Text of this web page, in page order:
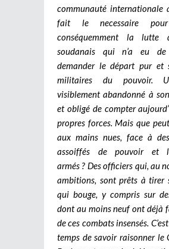
communauté internationale
fait le necessaire
conséquemment la lutte
soudanais qui n’a eu
demander le départ pur et
militaires du pouvoir.
visiblement abandonné à
et obligé de compter
propres forces. Mais que
aux mains nues, face à
assoiffés de pouvoir et
armés ? Des officiers qui, au
ambitions, sont prêts à tirer
qui bouge, y compris sur
dont au moins neuf ont déjà
de ces combats insensés.
temps de savoir raisonner le